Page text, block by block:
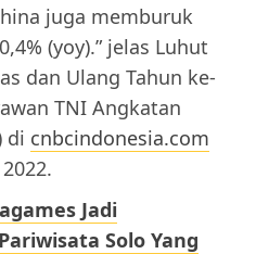
juga memburuk
(yoy).” jelas Luhut
dan Ulang Tahun ke-
TNI Angkatan
di cnbcindonesia.com
Jadi
Solo Yang